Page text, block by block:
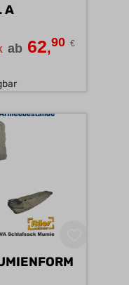
OUTER S.BAG PETROL A
ab 62,90 €